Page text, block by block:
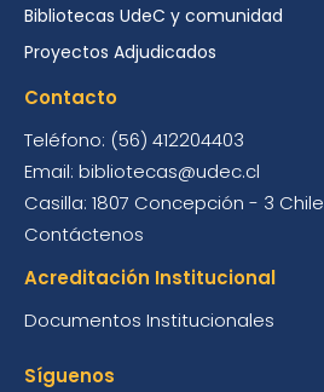
Bibliotecas UdeC y comunidad
Proyectos Adjudicados
Contacto
Teléfono: (56) 412204403
Email: bibliotecas@udec.cl
Casilla: 1807 Concepción - 3 Chile
Contáctenos
Acreditación Institucional
Documentos Institucionales
Síguenos